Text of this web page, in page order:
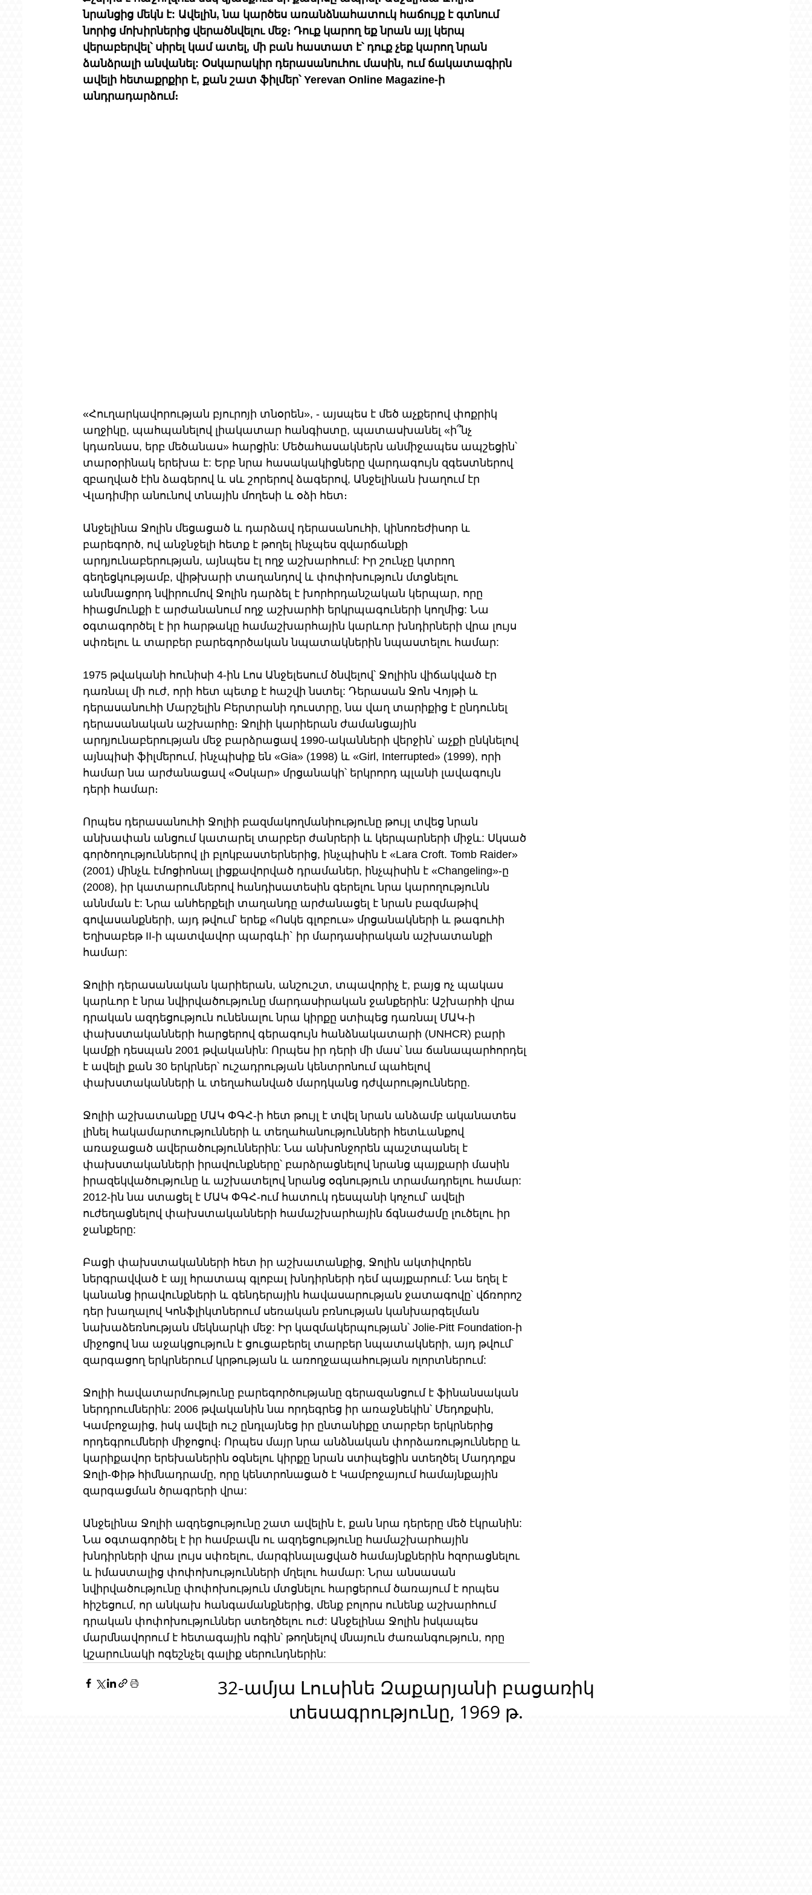
նրանցից մեկն է: Ավելին, նա կարծես առանձնահատուկ հաճույք է գտնում
նորից մոխիրներից վերածնվելու մեջ։ Դուք կարող եք նրան այլ կերպ
վերաբերվել՝ սիրել կամ ատել, մի բան հաստատ է՝ դուք չեք կարող նրան
ձանձրալի անվանել: Օսկարակիր դերասանուհու մասին, ում ճակատագիրն
ավելի հետաքրքիր է, քան շատ ֆիլմեր՝ Yerevan Online Magazine-ի
անդրադարձում։
«Հուղարկավորության բյուրոյի տնօրեն», - այսպես է մեծ աչքերով փոքրիկ
աղջիկը, պահպանելով լիակատար հանգիստը, պատասխանել «ի՞նչ
կդառնաս, երբ մեծանաս» հարցին: Մեծահասակներն անմիջապես ապշեցին՝
տարօրինակ երեխա է: Երբ նրա հասակակիցները վարդագույն զգեստներով
զբաղված էին ձագերով և սև շորերով ձագերով, Անջելինան խաղում էր
Վլադիմիր անունով տնային մողեսի և օձի հետ։
Անջելինա Ջոլին մեցացած և դարձավ դերասանուհի, կինոռեժիսոր և
բարեգործ, ով անջնջելի հետք է թողել ինչպես զվարճանքի
արդյունաբերության, այնպես էլ ողջ աշխարհում: Իր շունչը կտրող
գեղեցկությամբ, վիթխարի տաղանդով և փոփոխություն մտցնելու
անմնացորդ նվիրումով Ջոլին դարձել է խորհրդանշական կերպար, որը
հիացմունքի է արժանանում ողջ աշխարհի երկրպագուների կողմից: Նա
օգտագործել է իր հարթակը համաշխարհային կարևոր խնդիրների վրա լույս
սփռելու և տարբեր բարեգործական նպատակներին նպաստելու համար:
1975 թվականի հունիսի 4-ին Լոս Անջելեսում ծնվելով՝ Ջոլիին վիճակված էր
դառնալ մի ուժ, որի հետ պետք է հաշվի նստել: Դերասան Ջոն Վոյթի և
դերասանուհի Մարշելին Բերտրանի դուստրը, նա վաղ տարիքից է ընդունել
դերասանական աշխարհը։ Ջոլիի կարիերան ժամանցային
արդյունաբերության մեջ բարձրացավ 1990-ականների վերջին՝ աչքի ընկնելով
այնպիսի ֆիլմերում, ինչպիսիք են «Gia» (1998) և «Girl, Interrupted» (1999), որի
համար նա արժանացավ «Օսկար» մրցանակի՝ երկրորդ պլանի լավագույն
դերի համար։
Որպես դերասանուհի Ջոլիի բազմակողմանիությունը թույլ տվեց նրան
անխափան անցում կատարել տարբեր ժանրերի և կերպարների միջև: Սկսած
գործողություններով լի բլոկբաստերներից, ինչպիսին է «Lara Croft. Tomb Raider»
(2001) մինչև էմոցիոնալ լիցքավորված դրամաներ, ինչպիսին է «Changeling»-ը
(2008), իր կատարումներով հանդիսատեսին գերելու նրա կարողությունն
աննման է: Նրա անհերքելի տաղանդը արժանացել է նրան բազմաթիվ
գովասանքների, այդ թվում՝ երեք «Ոսկե գլոբուս» մրցանակների և թագուհի
Եղիսաբեթ II-ի պատվավոր պարգևի` իր մարդասիրական աշխատանքի
համար:
Ջոլիի դերասանական կարիերան, անշուշտ, տպավորիչ է, բայց ոչ պակաս
կարևոր է նրա նվիրվածությունը մարդասիրական ջանքերին: Աշխարհի վրա
դրական ազդեցություն ունենալու նրա կիրքը ստիպեց դառնալ ՄԱԿ-ի
փախստականների հարցերով գերագույն հանձնակատարի (UNHCR) բարի
կամքի դեսպան 2001 թվականին: Որպես իր դերի մի մաս՝ նա ճանապարհորդել
է ավելի քան 30 երկրներ՝ ուշադրության կենտրոնում պահելով
փախստականների և տեղահանված մարդկանց դժվարությունները.
Ջոլիի աշխատանքը ՄԱԿ ՓԳՀ-ի հետ թույլ է տվել նրան անձամբ ականատես
լինել հակամարտությունների և տեղահանությունների հետևանքով
առաջացած ավերածություններին: Նա անխոնջորեն պաշտպանել է
փախստականների իրավունքները՝ բարձրացնելով նրանց պայքարի մասին
իրազեկվածությունը և աշխատելով նրանց օգնություն տրամադրելու համար:
2012-ին նա ստացել է ՄԱԿ ՓԳՀ-ում հատուկ դեսպանի կոչում՝ ավելի
ուժեղացնելով փախստականների համաշխարհային ճգնաժամը լուծելու իր
ջանքերը:
Բացի փախստականների հետ իր աշխատանքից, Ջոլին ակտիվորեն
ներգրավված է այլ հրատապ գլոբալ խնդիրների դեմ պայքարում: Նա եղել է
կանանց իրավունքների և գենդերային հավասարության ջատագովը՝ վճռորոշ
դեր խաղալով Կոնֆլիկտներում սեռական բռնության կանխարգելման
նախաձեռնության մեկնարկի մեջ: Իր կազմակերպության՝ Jolie-Pitt Foundation-ի
միջոցով նա աջակցություն է ցուցաբերել տարբեր նպատակների, այդ թվում՝
զարգացող երկրներում կրթության և առողջապահության ոլորտներում:
Ջոլիի հավատարմությունը բարեգործությանը գերազանցում է ֆինանսական
ներդրումներին: 2006 թվականին նա որդեգրեց իր առաջնեկին՝ Մեդոքսին,
Կամբոջայից, իսկ ավելի ուշ ընդլայնեց իր ընտանիքը տարբեր երկրներից
որդեգրումների միջոցով։ Որպես մայր նրա անձնական փորձառությունները և
կարիքավոր երեխաներին օգնելու կիրքը նրան ստիպեցին ստեղծել Մադդոքս
Ջոլի-Փիթ հիմնադրամը, որը կենտրոնացած է Կամբոջայում համայնքային
զարգացման ծրագրերի վրա:
Անջելինա Ջոլիի ազդեցությունը շատ ավելին է, քան նրա դերերը մեծ էկրանին:
Նա օգտագործել է իր համբավն ու ազդեցությունը համաշխարհային
խնդիրների վրա լույս սփռելու, մարգինալացված համայնքներին հզորացնելու
և իմաստալից փոփոխությունների մղելու համար: Նրա անսասան
նվիրվածությունը փոփոխություն մտցնելու հարցերում ծառայում է որպես
հիշեցում, որ անկախ հանգամանքներից, մենք բոլորս ունենք աշխարհում
դրական փոփոխություններ ստեղծելու ուժ: Անջելինա Ջոլին իսկապես
մարմնավորում է հետագային ոգին՝ թողնելով մնայուն ժառանգություն, որը
կշարունակի ոգեշնչել գալիք սերունդներին:
32-ամյա Լուսինե Զաքարյանի բացառիկ
տեսագրությունը, 1969 թ.